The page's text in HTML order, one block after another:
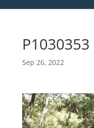
P1030353
Sep 26, 2022